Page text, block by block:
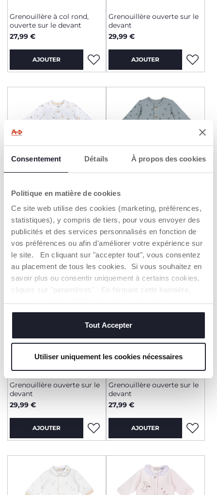
Consentement Détails À propos des cookies
Politique en matière de cookies
Ce site web utilise des cookies (marketing, préférences,
statistiques), y compris de tiers, pour vous envoyer des
publicités et des services personnalisés en fonction de
vos préférences ou afin d'améliorer votre expérience sur
le site. En cliquant sur "accepter tout", vous consentez
au placement de tous les cookies. Si vous souhaitez en
savoir plus ou consentir uniquement à certains cookies,
cliquez sur "paramètres". En fermant cette bannière,
techniques, qui sont essentiels au service demandé.
Tout Accepter
Utiliser uniquement les cookies nécessaires
Grenouillère à col rond,
ouverte sur le devant
27,99 €
AJOUTER
Grenouillère ouverte sur le
devant
29,99 €
AJOUTER
devant
15,99 €
AJOUTER
devant
25,99 €
AJOUTER
Grenouillère ouverte sur le
devant
29,99 €
AJOUTER
Grenouillère ouverte sur le
devant
27,99 €
AJOUTER